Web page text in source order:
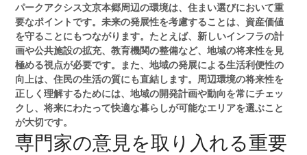
パークアクシス文京本郷周辺の環境は、住まい選びにおいて重
要なポイントです。未来の発展性を考慮することは、資産価値
を守ることにもつながります。たとえば、新しいインフラの計
画や公共施設の拡充、教育機関の整備など、地域の将来性を見
極める視点が必要です。また、地域の発展による生活利便性の
向上は、住民の生活の質にも直結します。周辺環境の将来性を
正しく理解するためには、地域の開発計画や動向を常にチェッ
クし、将来にわたって快適な暮らしが可能なエリアを選ぶこと
が大切です。
専門家の意見を取り入れる重要